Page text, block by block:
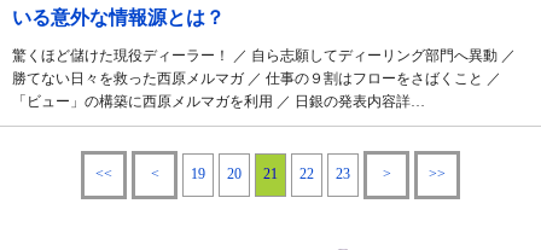
いる意外な情報源とは？
驚くほど儲けた現役ディーラー！ ／ 自ら志願してディーリング部門へ異動 ／
勝てない日々を救った西原メルマガ ／ 仕事の９割はフローをさばくこと ／
「ビュー」の構築に西原メルマガを利用 ／ 日銀の発表内容詳…
<< < 19 20 21 22 23 > >>